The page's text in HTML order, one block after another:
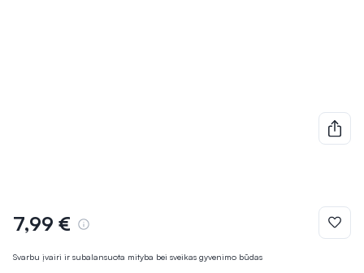
Svarbu įvairi ir subalansuota mityba bei sveikas gyvenimo būdas
7,99 €